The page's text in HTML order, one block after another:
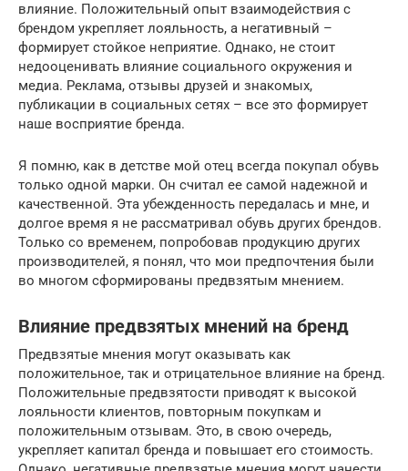
влияние. Положительный опыт взаимодействия с
брендом укрепляет лояльность, а негативный –
формирует стойкое неприятие. Однако, не стоит
недооценивать влияние социального окружения и
медиа. Реклама, отзывы друзей и знакомых,
публикации в социальных сетях – все это формирует
наше восприятие бренда.
Я помню, как в детстве мой отец всегда покупал обувь
только одной марки. Он считал ее самой надежной и
качественной. Эта убежденность передалась и мне, и
долгое время я не рассматривал обувь других брендов.
Только со временем, попробовав продукцию других
производителей, я понял, что мои предпочтения были
во многом сформированы предвзятым мнением.
Влияние предвзятых мнений на бренд
Предвзятые мнения могут оказывать как
положительное, так и отрицательное влияние на бренд.
Положительные предвзятости приводят к высокой
лояльности клиентов, повторным покупкам и
положительным отзывам. Это, в свою очередь,
укрепляет капитал бренда и повышает его стоимость.